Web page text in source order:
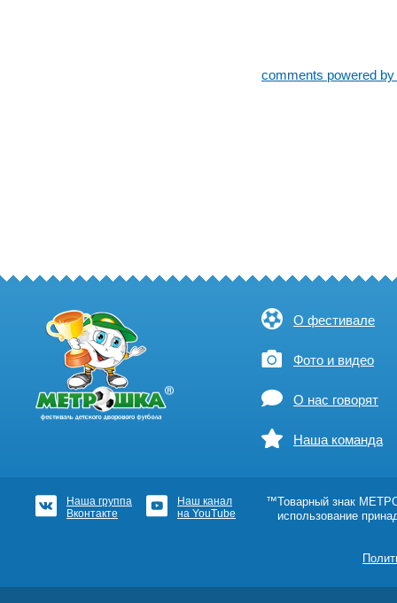
comments powered
О фестивале
Фото и видео
О нас говорят
Наша команда
Наша группа
Вконтакте
Наш канал
на YouTube
™Товарный знак
использование